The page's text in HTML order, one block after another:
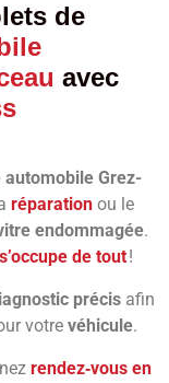
de
avec
automobile Grez-
réparation ou le
endommagée.
de tout!
précis afin
votre véhicule.
rendez‑vous en